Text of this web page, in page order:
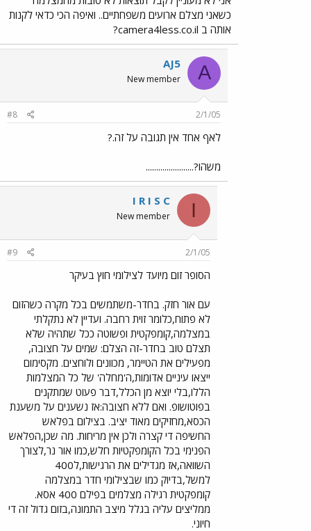
כשאני מצלם ארועים משפחתיים.. ואיפה הכי כדאי לקנות
אותה ב camera4less.co.il?
A
AJ5
New member
2/1/05
#8
לאף אחד אין תגובה על זה.?
משהו?.......................
I
I R I S C
New member
2/1/05
#9
הסופר זום מיועד לצילומי חוץ בעיקר
עם אור חזק. בחדר-משתמשים בכל מקרה כשהזום
לא פתוח,כלומר זוית רחבה. ועדיין לא נתקלתי
במצלמה,קומפקטית ופשוטה ככל שתהיה שלא
תצלם טוב בחדר-זה הצלם: שמים על חצובה,
מפעילים את הטיימר, מכוונים ולוחצים. מקסימום
ייצאו עיניים אדומות,ה'מחלה' של כל המצלמות
הללו,בלי יוצא מן הכלל,דבר פעוט שמתקנים
בפוטושופ. ואם ללא חצובה:אז נשענים על משענת
הכסא,מחזיקים מאוד יציב. בצילום בפלאש
החשיפה די קצרה ולכן אין מריחות. מה שכן,הפלאש
הפנימי בכל הקומפקטיות חלש,כמו אור נר,לצורך
השוואה,אז מגדילים את הרגישות,ל400
למשל,בדיוק כמו שבצילומי חדר במצלמה
קומפקטית רגילה מצלמים בפילם 400 אסא.
ממליצים עליה בגלל מיצב התמונה,בזום גדול זה די
חיוני.